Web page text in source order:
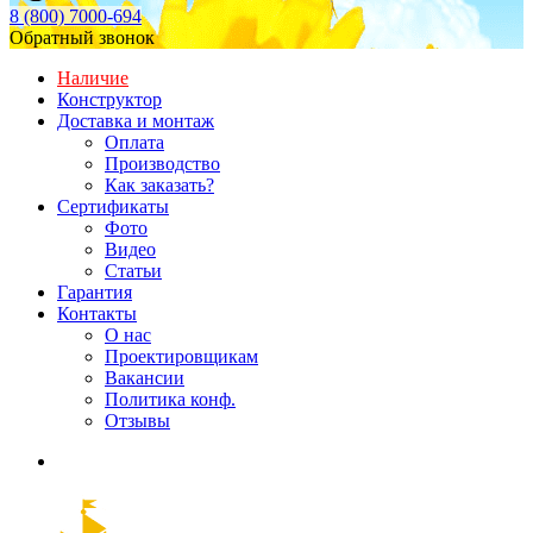
8 (800) 7000-694
Обратный звонок
Наличие
Конструктор
Доставка и монтаж
Оплата
Производство
Как заказать?
Сертификаты
Фото
Видео
Статьи
Гарантия
Контакты
О нас
Проектировщикам
Вакансии
Политика конф.
Отзывы